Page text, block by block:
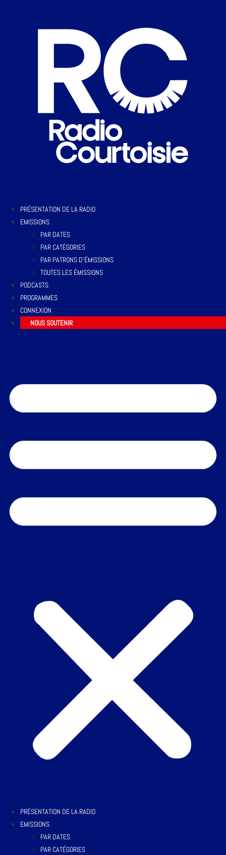
PRÉSENTATION DE LA RADIO
EMISSIONS
PAR DATES
PAR CATÉGORIES
PAR PATRONS D’ÉMISSIONS
TOUTES LES ÉMISSIONS
PODCASTS
PROGRAMMES
CONNEXION
NOUS SOUTENIR
PRÉSENTATION DE LA RADIO
EMISSIONS
PAR DATES
PAR CATÉGORIES